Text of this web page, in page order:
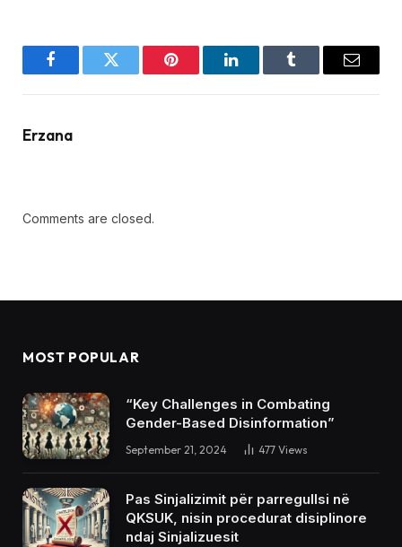
FacebookTwitter Pinterest LinkedInTumblr Email
Erzana
Comments are closed.
MOST POPULAR
“Key Challenges in Combating
Gender-Based Disinformation”
September 21, 2024 477 Views
Pas Sinjalizimit për parregullsi në
QKSUK, nisin procedurat disiplinore
ndaj Sinjalizuesit